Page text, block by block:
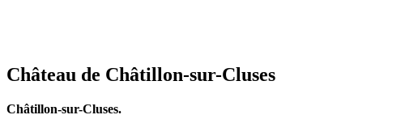
Château de Châtillon-sur-Cluses
Châtillon-sur-Cluses.